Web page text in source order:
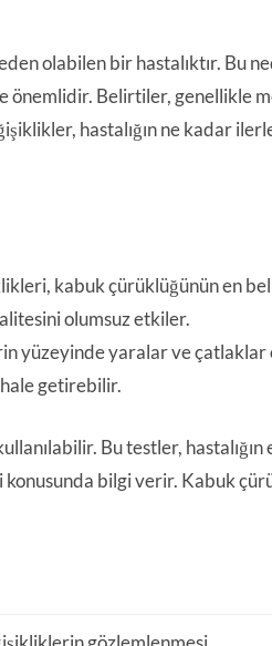
olabilen bir hastalıktır. Bu
önemlidir. Belirtiler, genellikle
hastalığın ne kadar
kabuk çürüklüğünün en
olumsuz etkiler.
yüzeyinde yaralar ve çatlaklar
hale getirebilir.
Bu testler, hastalığın
konusunda bilgi verir. Kabuk